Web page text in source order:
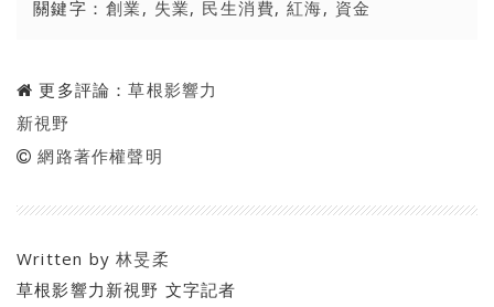
關鍵字： 創業 , 失業, 民生消費, 紅海, 資金
更多評論：草根影響力
新視野
網路著作權聲明
Written by林旻柔
草根影響力新視野 文字記者